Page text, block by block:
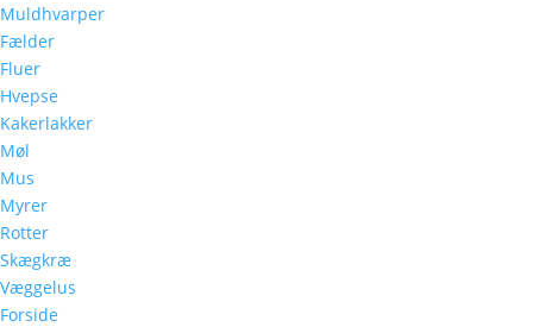
Muldhvarper
Fælder
Fluer
Hvepse
Kakerlakker
Møl
Mus
Myrer
Rotter
Skægkræ
Væggelus
Forside